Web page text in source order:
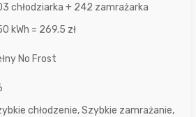
chłodziarka + 242 zamrażarka
kWh = 269.5 zł
No Frost
chłodzenie, Szybkie zamrażanie,